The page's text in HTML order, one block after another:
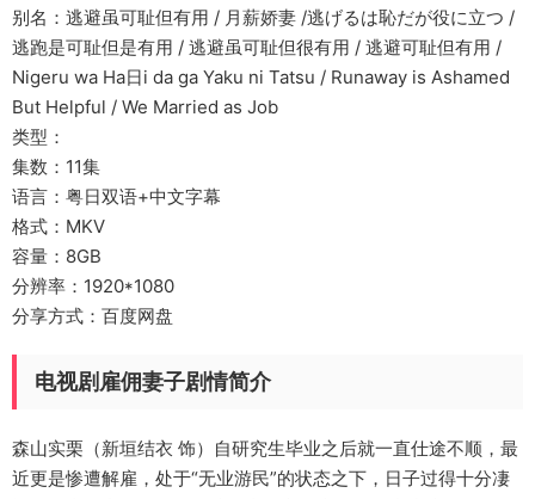
别名：逃避虽可耻但有用 / 月薪娇妻 /逃げるは恥だが役に立つ /
逃跑是可耻但是有用 / 逃避虽可耻但很有用 / 逃避可耻但有用 /
Nigeru wa Ha日i da ga Yaku ni Tatsu / Runaway is Ashamed
But Helpful / We Married as Job
类型：
集数：11集
语言：粤日双语+中文字幕
格式：MKV
容量：8GB
分辨率：1920*1080
分享方式：百度网盘
电视剧雇佣妻子剧情简介
森山实栗（新垣结衣 饰）自研究生毕业之后就一直仕途不顺，最
近更是惨遭解雇，处于“无业游民”的状态之下，日子过得十分凄